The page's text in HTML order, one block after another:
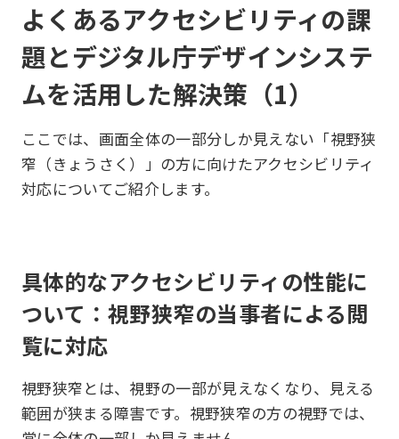
よくあるアクセシビリティの課
題とデジタル庁デザインシステ
ムを活用した解決策（1）
ここでは、画面全体の一部分しか見えない「視野狭
窄（きょうさく）」の方に向けたアクセシビリティ
対応についてご紹介します。
具体的なアクセシビリティの性能に
ついて：視野狭窄の当事者による閲
覧に対応
視野狭窄とは、視野の一部が見えなくなり、見える
範囲が狭まる障害です。視野狭窄の方の視野では、